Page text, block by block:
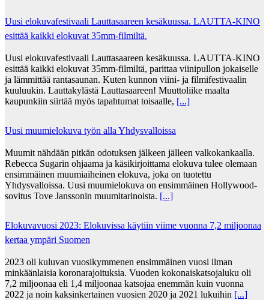
Uusi elokuvafestivaali Lauttasaareen kesäkuussa. LAUTTA-KINO
esittää kaikki elokuvat 35mm-filmiltä.
Uusi elokuvafestivaali Lauttasaareen kesäkuussa. LAUTTA-KINO
esittää kaikki elokuvat 35mm-filmiltä, parittaa viinipullon jokaiselle
ja lämmittää rantasaunan. Kuten kunnon viini- ja filmifestivaalin
kuuluukin. Lauttakylästä Lauttasaareen! Muuttoliike maalta
kaupunkiin siirtää myös tapahtumat toisaalle, [...]
Uusi muumielokuva työn alla Yhdysvalloissa
Muumit nähdään pitkän odotuksen jälkeen jälleen valkokankaalla.
Rebecca Sugarin ohjaama ja käsikirjoittama elokuva tulee olemaan
ensimmäinen muumiaiheinen elokuva, joka on tuotettu
Yhdysvalloissa. Uusi muumielokuva on ensimmäinen Hollywood-
sovitus Tove Janssonin muumitarinoista. [...]
Elokuvavuosi 2023: Elokuvissa käytiin viime vuonna 7,2 miljoonaa
kertaa ympäri Suomen
2023 oli kuluvan vuosikymmenen ensimmäinen vuosi ilman
minkäänlaisia koronarajoituksia. Vuoden kokonaiskatsojaluku oli
7,2 miljoonaa eli 1,4 miljoonaa katsojaa enemmän kuin vuonna
2022 ja noin kaksinkertainen vuosien 2020 ja 2021 lukuihin [...]